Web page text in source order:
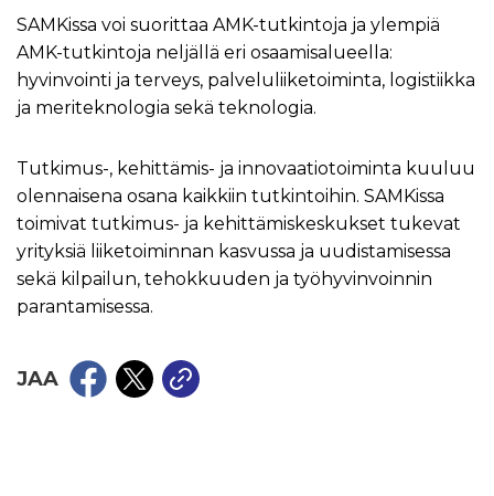
SAMKissa voi suorittaa AMK-tutkintoja ja ylempiä
AMK-tutkintoja neljällä eri osaamisalueella:
hyvinvointi ja terveys, palveluliiketoiminta, logistiikka
ja meriteknologia sekä teknologia.
Tutkimus-, kehittämis- ja innovaatiotoiminta kuuluu
olennaisena osana kaikkiin tutkintoihin. SAMKissa
toimivat tutkimus- ja kehittämiskeskukset tukevat
yrityksiä liiketoiminnan kasvussa ja uudistamisessa
sekä kilpailun, tehokkuuden ja työhyvinvoinnin
parantamisessa.
JAA